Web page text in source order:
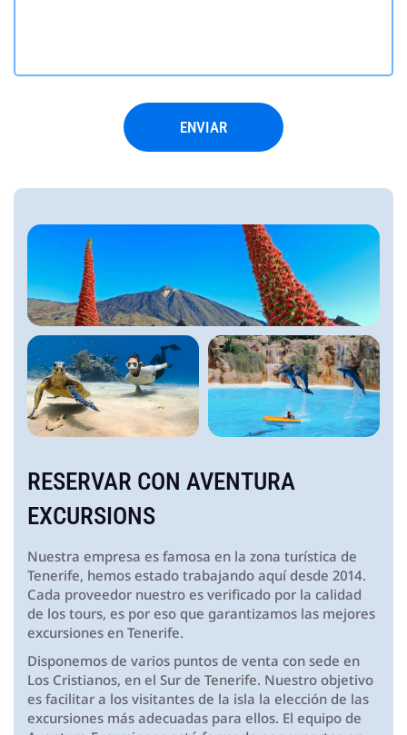
RESERVAR CON AVENTURA
EXCURSIONS
Nuestra empresa es famosa en la zona turística de
Tenerife, hemos estado trabajando aquí desde 2014.
Cada proveedor nuestro es verificado por la calidad
de los tours, es por eso que garantizamos las mejores
excursiones en Tenerife.
Disponemos de varios puntos de venta con sede en
Los Cristianos, en el Sur de Tenerife. Nuestro objetivo
es facilitar a los visitantes de la isla la elección de las
excursiones más adecuadas para ellos. El equipo de